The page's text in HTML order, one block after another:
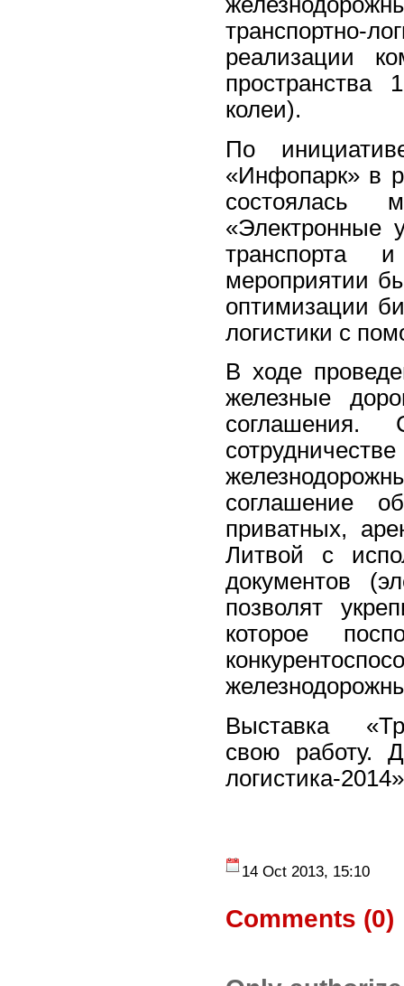
транспортно-
реализации
пространства
колеи).
По
«Инфопарк» в
состоялась
«Электронные
транспорта
мероприятии
оптимизации
логистики с
В ходе
железные
соглашения.
соглашение
приватных,
Литвой с
документов
позволят
которое
Выставка
свою работу.
логистика-
14 Oct 2013, 15:10
Comments (0)